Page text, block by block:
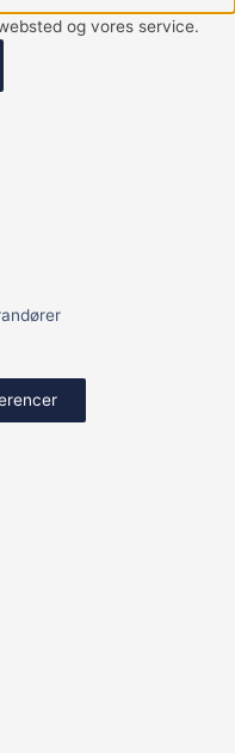
og vores service.